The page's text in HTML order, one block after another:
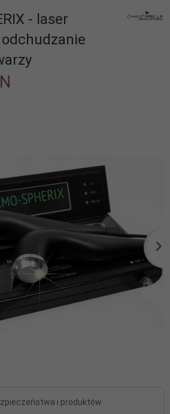
- laser
i produktów